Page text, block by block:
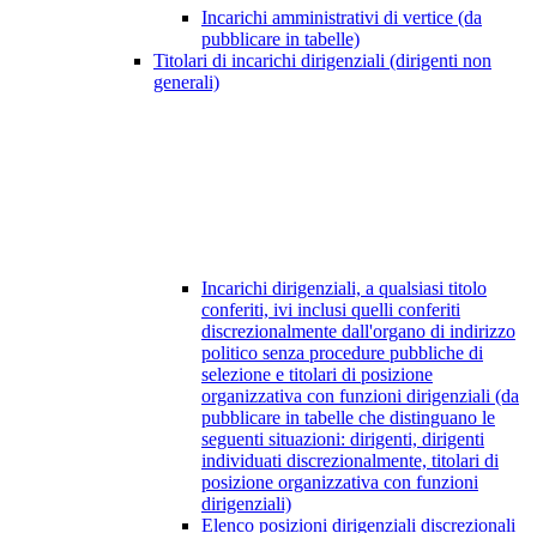
Incarichi amministrativi di vertice (da
pubblicare in tabelle)
Titolari di incarichi dirigenziali (dirigenti non
generali)
Incarichi dirigenziali, a qualsiasi titolo
conferiti, ivi inclusi quelli conferiti
discrezionalmente dall'organo di indirizzo
politico senza procedure pubbliche di
selezione e titolari di posizione
organizzativa con funzioni dirigenziali (da
pubblicare in tabelle che distinguano le
seguenti situazioni: dirigenti, dirigenti
individuati discrezionalmente, titolari di
posizione organizzativa con funzioni
dirigenziali)
Elenco posizioni dirigenziali discrezionali